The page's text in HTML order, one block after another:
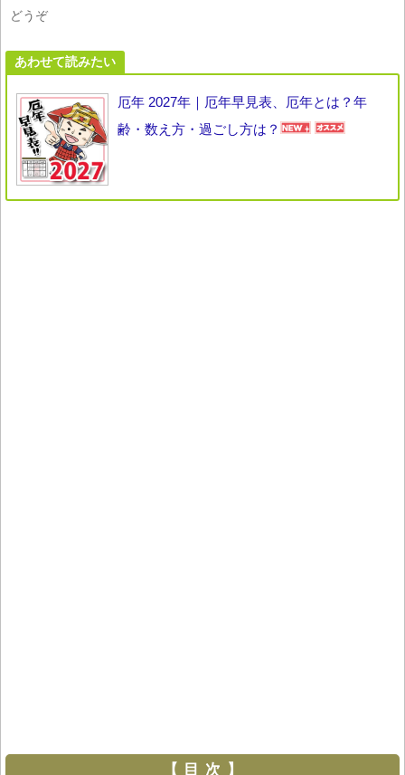
どうぞ
あわせて読みたい
厄年 2027年｜厄年早見表、厄年とは？年
齢・数え方・過ごし方は？
【 目 次 】